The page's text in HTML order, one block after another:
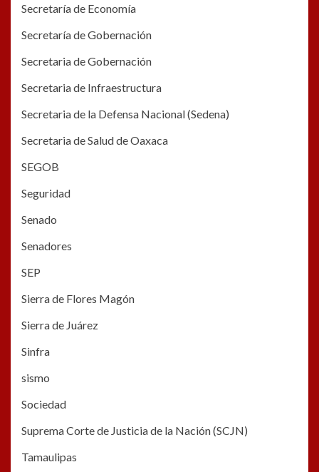
Secretaría de Economía
Secretaría de Gobernación
Secretaria de Gobernación
Secretaria de Infraestructura
Secretaria de la Defensa Nacional (Sedena)
Secretaria de Salud de Oaxaca
SEGOB
Seguridad
Senado
Senadores
SEP
Sierra de Flores Magón
Sierra de Juárez
Sinfra
sismo
Sociedad
Suprema Corte de Justicia de la Nación (SCJN)
Tamaulipas